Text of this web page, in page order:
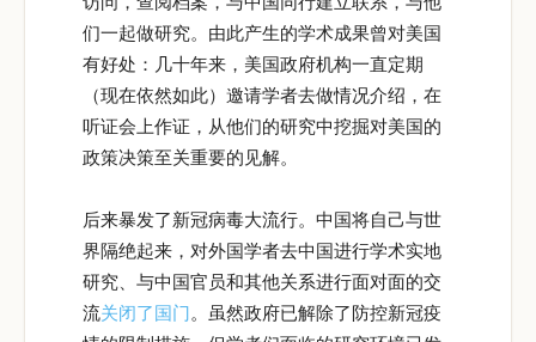
们一起做研究。由此产生的学术成果曾对美国
有好处：几十年来，美国政府机构一直定期
（现在依然如此）邀请学者去做情况介绍，在
听证会上作证，从他们的研究中挖掘对美国的
政策决策至关重要的见解。
后来暴发了新冠病毒大流行。中国将自己与世
界隔绝起来，对外国学者去中国进行学术实地
研究、与中国官员和其他关系进行面对面的交
流关闭了国门。虽然政府已解除了防控新冠疫